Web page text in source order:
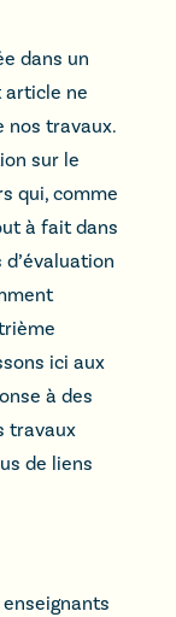
dans un
article ne
nos travaux.
sur le
qui, comme
à fait dans
ici aux
à des
travaux
de liens